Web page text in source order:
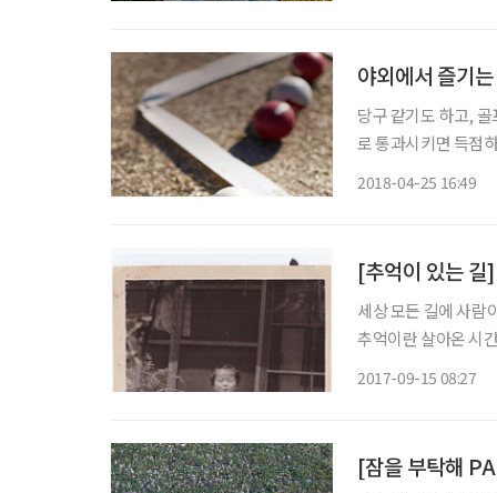
야외에서 즐기
당구 같기도 하고,
로 통과시키면 득점
2018-04-25 16:49
[추억이 있는 길
세상 모든 길에 사람
추억이란 살아온 시
2017-09-15 08:27
[잠을 부탁해